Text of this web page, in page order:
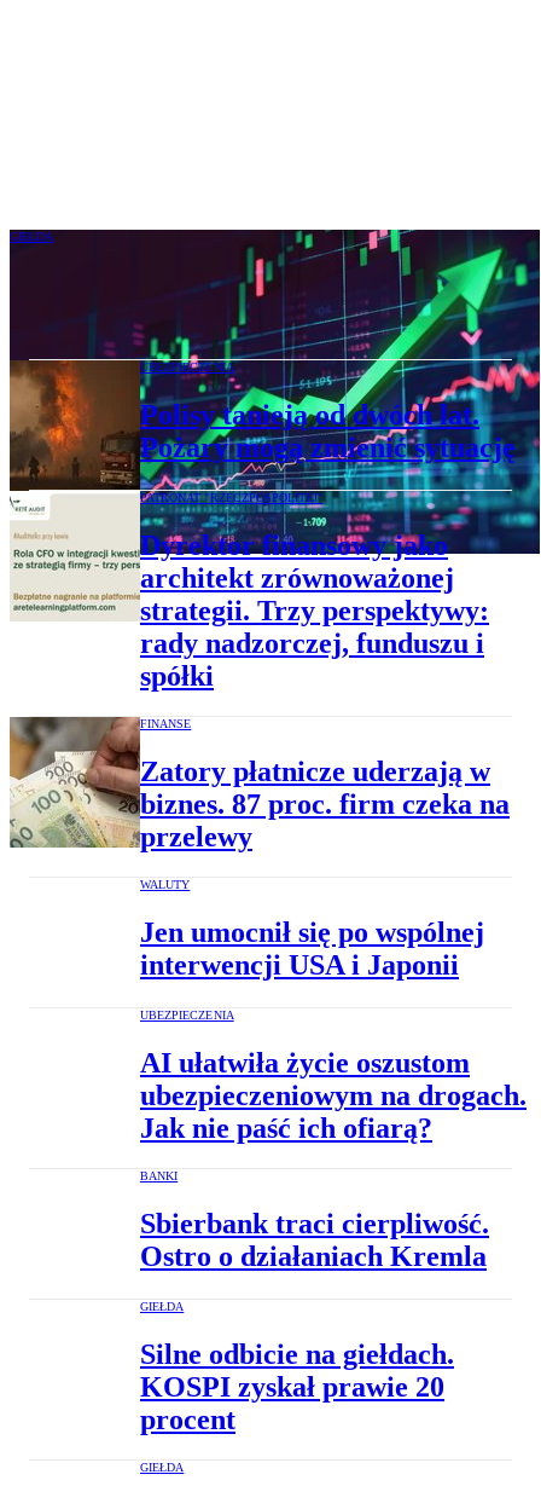
GIEŁDA
Indeksy w Warszawie na fali wzrostowej.
WIG20 przebił poziom 4 tys. pkt
UBEZPIECZENIA
Polisy tanieją od dwóch lat.
Pożary mogą zmienić sytuację
PATRONAT "RZECZPOSPOLITEJ"
Dyrektor finansowy jako
architekt zrównoważonej
strategii. Trzy perspektywy:
rady nadzorczej, funduszu i
spółki
FINANSE
Zatory płatnicze uderzają w
biznes. 87 proc. firm czeka na
przelewy
WALUTY
Jen umocnił się po wspólnej
interwencji USA i Japonii
UBEZPIECZENIA
AI ułatwiła życie oszustom
ubezpieczeniowym na drogach.
Jak nie paść ich ofiarą?
BANKI
Sbierbank traci cierpliwość.
Ostro o działaniach Kremla
GIEŁDA
Silne odbicie na giełdach.
KOSPI zyskał prawie 20
procent
GIEŁDA